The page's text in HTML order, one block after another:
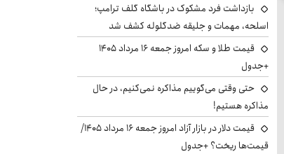
بازداشت فرد مشکوک در باشگاه گلف ترامپ؛
اسلحه، مهمات و جلیقه ضدگلوله کشف شد
قیمت طلا و سکه امروز جمعه ۱۶ مرداد ۱۴۰۵
+جدول
حتی وقتی می‌گوییم مذاکره نمی‌کنیم، در حال
مذاکره هستیم!
قیمت دلار در بازار آزاد امروز جمعه ۱۶ مرداد ۱۴۰۵/
قیمت‌ها ریخت؟ +جدول